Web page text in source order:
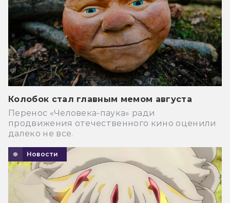
Колобок стал главным мемом августа
Перенос «Человека-паука» ради
продвижения отечественного кино оценили
далеко не все.
Новости